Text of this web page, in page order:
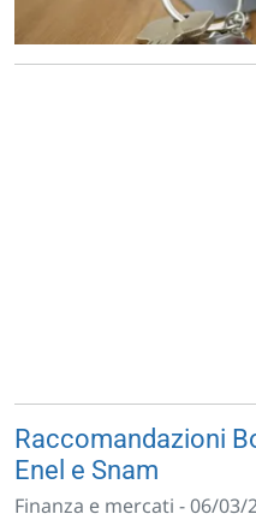
Raccomandazioni
Enel e Snam
Finanza e mercati - 06/03/